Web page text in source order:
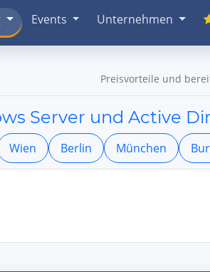
Events Unternehmen
Preisvorteile und
Server und Active
Wien Berlin München